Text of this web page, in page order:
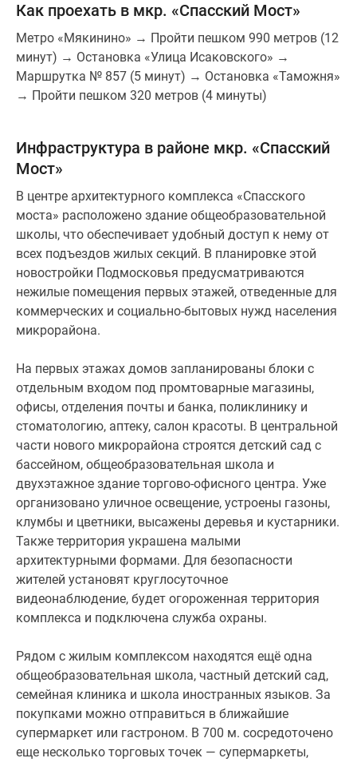
Как проехать в мкр. «Спасский Мост»
Метро «Мякинино» → Пройти пешком 990 метров (12
минут) → Остановка «Улица Исаковского» →
Маршрутка № 857 (5 минут) → Остановка «Таможня»
→ Пройти пешком 320 метров (4 минуты)
Инфраструктура в районе мкр. «Спасский
Мост»
В центре архитектурного комплекса «Спасского
моста» расположено здание общеобразовательной
школы, что обеспечивает удобный доступ к нему от
всех подъездов жилых секций. В планировке этой
новостройки Подмосковья предусматриваются
нежилые помещения первых этажей, отведенные для
коммерческих и социально-бытовых нужд населения
микрорайона.
На первых этажах домов запланированы блоки с
отдельным входом под промтоварные магазины,
офисы, отделения почты и банка, поликлинику и
стоматологию, аптеку, салон красоты. В центральной
части нового микрорайона строятся детский сад с
бассейном, общеобразовательная школа и
двухэтажное здание торгово-офисного центра. Уже
организовано уличное освещение, устроены газоны,
клумбы и цветники, высажены деревья и кустарники.
Также территория украшена малыми
архитектурными формами. Для безопасности
жителей установят круглосуточное
видеонаблюдение, будет огороженная территория
комплекса и подключена служба охраны.
Рядом с жилым комплексом находятся ещё одна
общеобразовательная школа, частный детский сад,
семейная клиника и школа иностранных языков. За
покупками можно отправиться в ближайшие
супермаркет или гастроном. В 700 м. сосредоточено
еще несколько торговых точек — супермаркеты,